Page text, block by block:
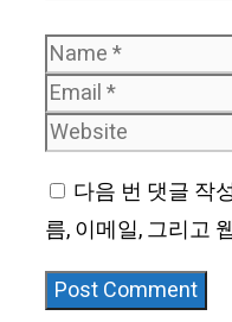
Name
다음 번 댓글 작
름, 이메일, 그리고